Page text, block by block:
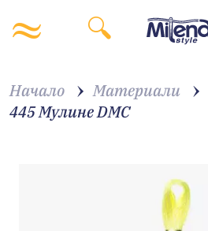
Начало Материали
445 Мулине DMC